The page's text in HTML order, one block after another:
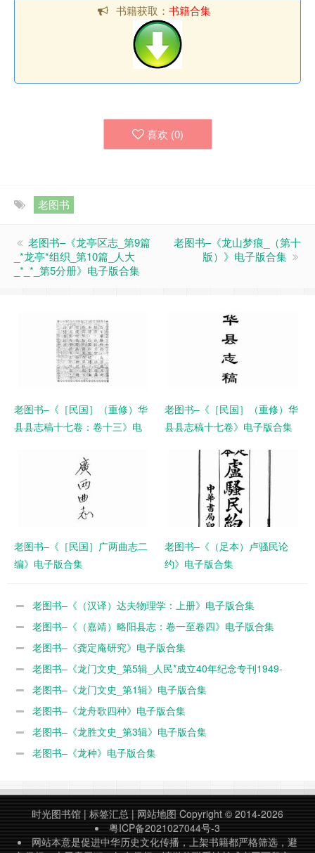
书籍获取： 书籍合集
喜欢 (0)
老图书
老图书–《龙亭区志_第9篇
_*龙亭*组织_第10篇_人大
_*_*_第5分册》电子版合集
老图书–《龙山梦痕_（第十
版）》电子版合集
老图书–《［民国］（重修）华
县县志稿十七卷：卷十三》电
老图书–《［民国］（重修）华
县县志稿十七卷》电子版合集
老图书–《［民国］广两曲志二
编》电子版合集
老图书–《（足本）卢骚民论
约》电子版合集
老图书–《（汉译）达夫物理学：上册》电子版合集
老图书–《（嘉靖）略阳县志：卷一至卷四》电子版合集
老图书–《龚定庵研究》电子版合集
老图书–《龙门文史_第5辑_人民*成立40年纪念专刊1949-
1989》电子版合集
老图书–《龙门文史_第1辑》电子版合集
老图书–《龙舟歌四种》电子版合集
老图书–《龙胜文史_第3辑》电子版合集
老图书–《龙种》电子版合集
时光图书馆 | 标签汇总 | 网站地图 Copyright © 2014-2026
粤ICP备2021027044号-3
网站本意是促进中华历史文化传播，上架书籍都严格筛选，避